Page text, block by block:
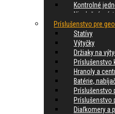
Kontrolné
Nivelačné
Príslušenstvo pre
Statívy
Výtyčky
Držiaky na
Príslušenstvo
Hranoly a
Batérie,
Príslušenstvo
Príslušenstvo
Diaľkomery a